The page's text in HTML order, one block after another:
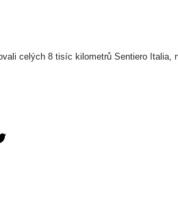
celých 8 tisíc kilometrů Sentiero Italia,